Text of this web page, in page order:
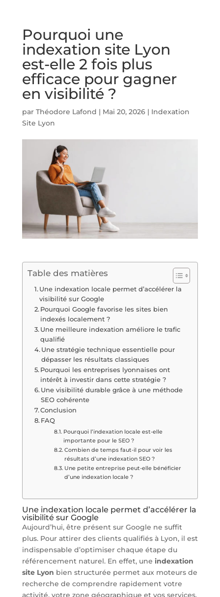
Pourquoi une
indexation site Lyon
est-elle 2 fois plus
efficace pour gagner
en visibilité ?
par Théodore Lafond | Mai 20, 2026| Indexation
Site Lyon
Table des matières
Une indexation locale permet d’accélérer la
visibilité sur Google
Pourquoi Google favorise les sites bien
indexés localement ?
Une meilleure indexation améliore le trafic
qualifié
Une stratégie technique essentielle pour
dépasser les résultats classiques
Pourquoi les entreprises lyonnaises ont
intérêt à investir dans cette stratégie ?
Une visibilité durable grâce à une méthode
SEO cohérente
Conclusion
FAQ
Pourquoi l’indexation locale est-elle
importante pour le SEO ?
Combien de temps faut-il pour voir les
résultats d’une indexation SEO ?
Une petite entreprise peut-elle bénéficier
d’une indexation locale ?
Une indexation locale permet d’accélérer la
visibilité sur Google
Aujourd’hui, être présent sur Google ne suffit
plus. Pour attirer des clients qualifiés à Lyon, il est
indispensable d’optimiser chaque étape du
référencement naturel. En effet, une indexation
site Lyon bien structurée permet aux moteurs de
recherche de comprendre rapidement votre
activité, votre zone géographique et vos services.